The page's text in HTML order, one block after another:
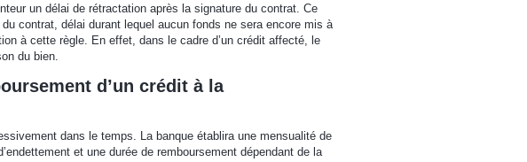
un délai de rétractation après la signature du contrat. Ce
contrat, délai durant lequel aucun fonds ne sera encore mis à
à cette règle. En effet, dans le cadre d’un crédit affecté, le
du bien.
d’un crédit à la
dans le temps. La banque établira une mensualité de
et une durée de remboursement dépendant de la